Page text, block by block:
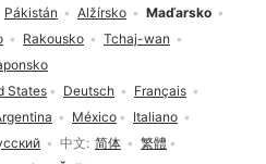
States Deutsch
Français
México
Italiano
中文 简体
繁體
Pákistán Alžírsko
Maďarsko
Rakousko
Tchaj-wan